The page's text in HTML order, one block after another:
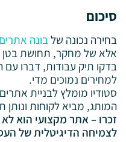
סיכום
בחירה נכונה שלבונה אתרים
אלא של מחקר, תחושת בטן
בדקו תיק עבודות, דברו עם
למחירים נמוכים מדי.
סטודיו מומלץ לבניית
המותג, מביא לקוחות ונותן
זכרו – אתר מקצועי הוא
לצמיחה הדיגיטלית של